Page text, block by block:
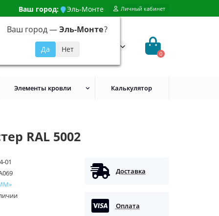
Ваш город: Эль-Монте
Ваш город —Эль-Монте?
Личный кабинет
648-92-94
0
Элементы кровли Калькулятор
RAL 5002
01
Доставка
Оплата